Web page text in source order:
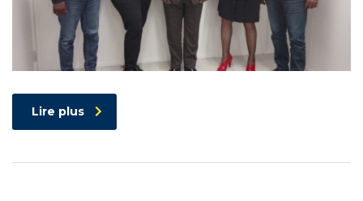
Lire plus